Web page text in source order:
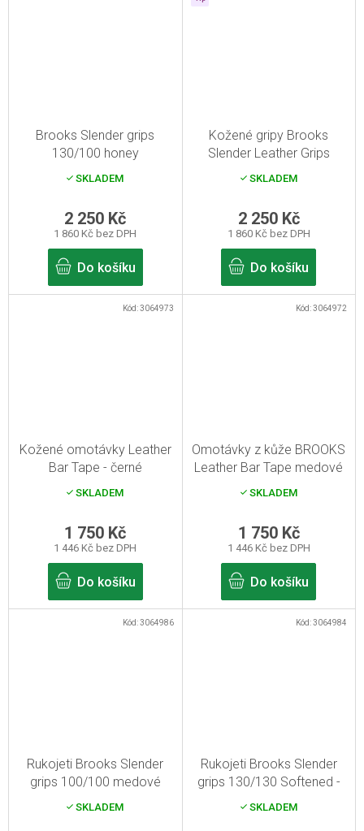
Brooks Slender grips
130/100 honey
SKLADEM
1 860 Kč bez DPH
2 250 Kč
Do košíku
Kožené gripy Brooks
Slender Leather Grips
130/130 - medová
SKLADEM
1 860 Kč bez DPH
2 250 Kč
Do košíku
Kožené omotávky Leather
Bar Tape - černé
SKLADEM
1 446 Kč bez DPH
1 750 Kč
Do košíku
Kód:3064973
Omotávky z kůže BROOKS
Leather Bar Tape medové
SKLADEM
1 446 Kč bez DPH
1 750 Kč
Do košíku
Kód:3064972
Rukojeti Brooks Slender
grips 100/100 medové
SKLADEM
Kód:3064986
Rukojeti Brooks Slender
grips 130/130 Softened -
SKLADEM
Kód:3064984